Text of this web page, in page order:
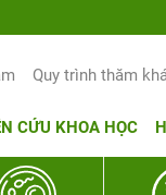
Quy trình thăm
CỨU KHOA HỌC